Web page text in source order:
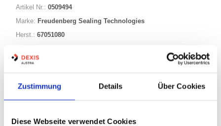
Zustimmung Details Über Cookies
Diese Webseite verwendet Cookies
Artikel Nr.: 0509494
Marke: Freudenberg Sealing Technologies
Herst.: 67051080
ID: 34,00mm